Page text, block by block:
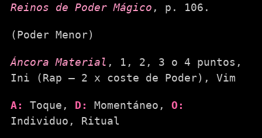
Reinos de Poder Mágico , p. 106.
(Poder Menor)
Áncora Material , 1, 2, 3 o 4 puntos,
Ini (Rap – 2 x coste de Poder), Vim
A: Toque, D: Momentáneo, O:
Individuo, Ritual